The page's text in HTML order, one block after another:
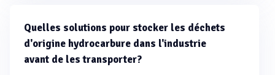
Quelles solutions pour stocker les déchets
d'origine hydrocarbure dans l'industrie
avant de les transporter?